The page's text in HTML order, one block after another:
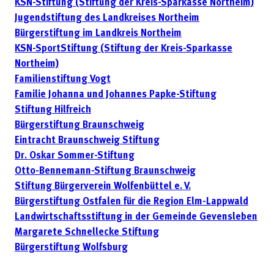
KSN-Stiftung (Stiftung der Kreis-Sparkasse Northeim)
Jugendstiftung des Landkreises Northeim
Bürgerstiftung im Landkreis Northeim
KSN-SportStiftung (Stiftung der Kreis-Sparkasse
Northeim)
Familienstiftung Vogt
Familie Johanna und Johannes Papke-Stiftung
Stiftung Hilfreich
Bürgerstiftung Braunschweig
Eintracht Braunschweig Stiftung
Dr. Oskar Sommer-Stiftung
Otto-Bennemann-Stiftung Braunschweig
Stiftung Bürgerverein Wolfenbüttel e. V.
Bürgerstiftung Ostfalen für die Region Elm-Lappwald
Landwirtschaftsstiftung in der Gemeinde Gevensleben
Margarete Schnellecke Stiftung
Bürgerstiftung Wolfsburg